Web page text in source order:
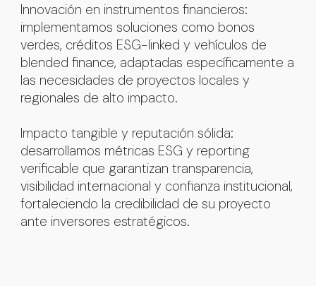
Innovación en instrumentos financieros:
implementamos soluciones como bonos
verdes, créditos ESG-linked y vehículos de
blended finance, adaptadas específicamente a
las necesidades de proyectos locales y
regionales de alto impacto.
Impacto tangible y reputación sólida:
desarrollamos métricas ESG y reporting
verificable que garantizan transparencia,
visibilidad internacional y confianza institucional,
fortaleciendo la credibilidad de su proyecto
ante inversores estratégicos.